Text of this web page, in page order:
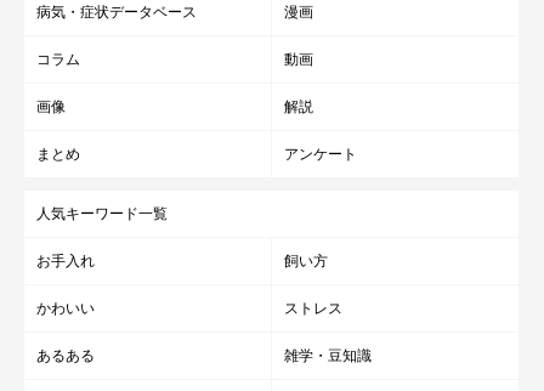
病気・症状データベース 漫画
コラム 動画
画像 解説
まとめ アンケート
人気キーワード一覧
お手入れ 飼い方
かわいい ストレス
あるある 雑学・豆知識